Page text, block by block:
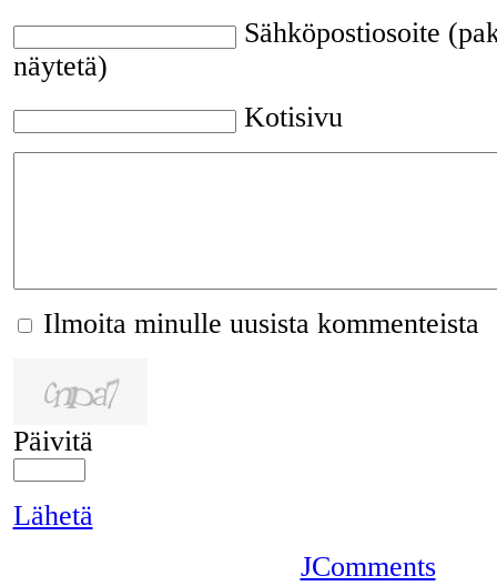
Sähköpostiosoite
näytetä)
Kotisivu
Ilmoita minulle uusista kommenteista
Päivitä
Lähetä
JComments